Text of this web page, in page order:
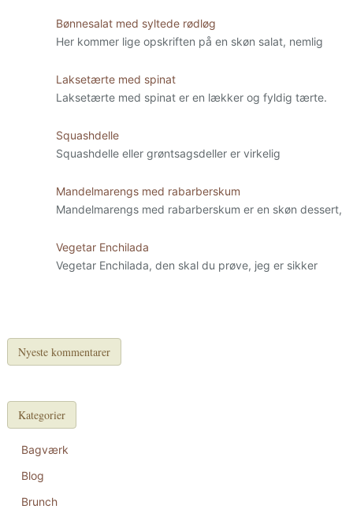
Bønnesalat med syltede rødløg
Her kommer lige opskriften på en skøn salat, nemlig
Laksetærte med spinat
Laksetærte med spinat er en lækker og fyldig tærte.
Squashdelle
Squashdelle eller grøntsagsdeller er virkelig
Mandelmarengs med rabarberskum
Mandelmarengs med rabarberskum er en skøn dessert,
Vegetar Enchilada
Vegetar Enchilada, den skal du prøve, jeg er sikker
Nyeste kommentarer
Kategorier
Bagværk
Blog
Brunch